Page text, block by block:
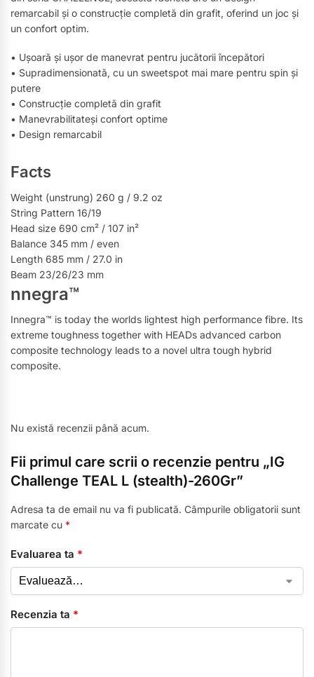
remarcabil și o construcție completă din grafit, oferind un joc și
un confort optim.
• Ușoară și ușor de manevrat pentru jucătorii începători
• Supradimensionată, cu un sweetspot mai mare pentru spin și
putere
• Construcție completă din grafit
• Manevrabilitateși confort optime
• Design remarcabil
Facts
Weight (unstrung) 260 g / 9.2 oz
String Pattern 16/19
Head size 690 cm² / 107 in²
Balance 345 mm / even
Length 685 mm / 27.0 in
Beam 23/26/23 mm
nnegra™
Innegra™ is today the worlds lightest high performance fibre. Its
extreme toughness together with HEADs advanced carbon
composite technology leads to a novel ultra tough hybrid
composite.
Nu există recenzii până acum.
Fii primul care scrii o recenzie pentru „IG
Challenge TEAL L (stealth)-260Gr”
Adresa ta de email nu va fi publicată. Câmpurile obligatorii sunt
marcate cu *
Evaluarea ta *
Recenzia ta *